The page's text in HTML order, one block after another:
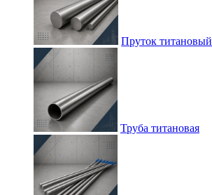
Пруток титановый
Труба титановая